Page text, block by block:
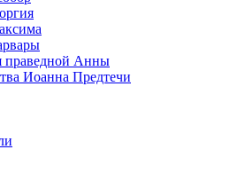
праведной Анны
Иоанна Предтечи